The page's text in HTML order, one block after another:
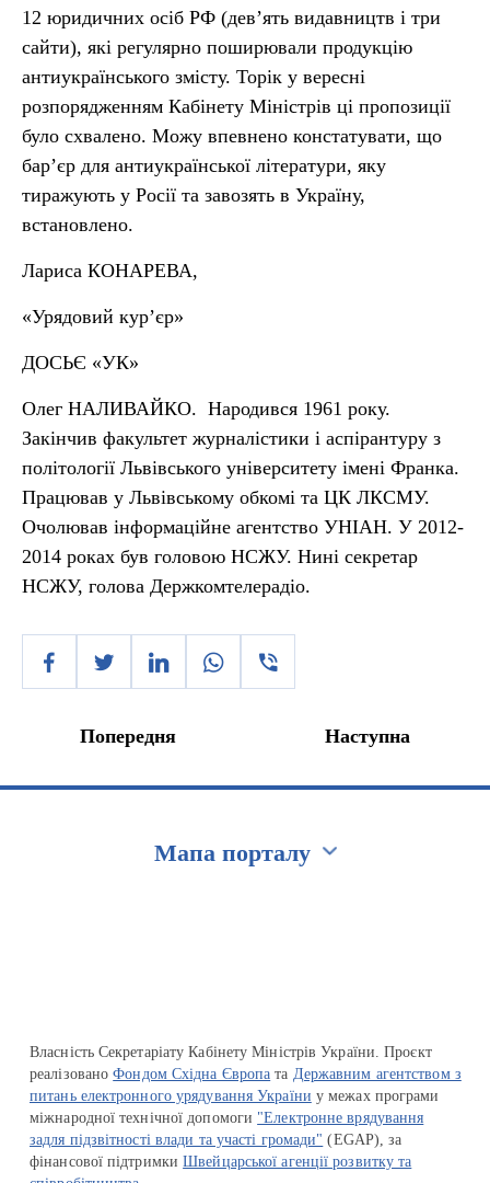
12 юридичних осіб РФ (дев’ять видавництв і три
сайти), які регулярно поширювали продукцію
антиукраїнського змісту. Торік у вересні
розпорядженням Кабінету Міністрів ці пропозиції
було схвалено. Можу впевнено констатувати, що
бар’єр для антиукраїнської літератури, яку
тиражують у Росії та завозять в Україну,
встановлено.
Лариса КОНАРЕВА,
«Урядовий кур’єр»
ДОСЬЄ «УК»
Олег НАЛИВАЙКО. Народився 1961 року.
Закінчив факультет журналістики і аспірантуру з
політології Львівського університету імені Франка.
Працював у Львівському обкомі та ЦК ЛКСМУ.
Очолював інформаційне агентство УНІАН. У 2012-
2014 роках був головою НСЖУ. Нині секретар
НСЖУ, голова Держкомтелерадіо.
Попередня Наступна
Мапа порталу
Власність Секретаріату Кабінету Міністрів України. Проєкт
реалізованоФондом Східна Європа та Державним агентством з
питань електронного урядування України у межах програми
міжнародної технічної допомоги "Електронне врядування
задля підзвітності влади та участі громади" (EGAP), за
фінансової підтримкиШвейцарської агенції розвитку та